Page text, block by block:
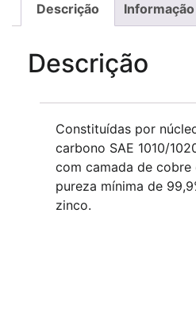
Descrição
Descrição
Constituídas por
carbono SAE 1010/
com camada de
pureza mínima de
zinco.